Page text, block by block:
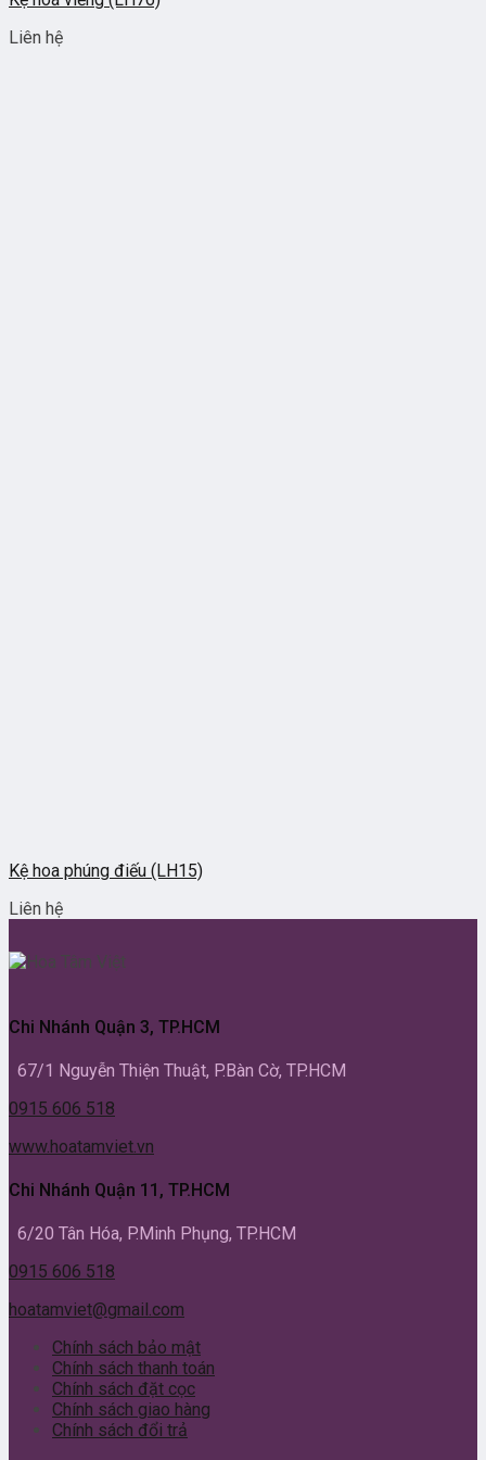
Liên hệ
Kệ hoa phúng điếu (LH15)
Liên hệ
Chi Nhánh Quận 3, TP.HCM
67/1 Nguyễn Thiện Thuật, P.Bàn Cờ, TP.HCM
0915 606 518
www.hoatamviet.vn
Chi Nhánh Quận 11, TP.HCM
6/20 Tân Hóa, P.Minh Phụng, TP.HCM
0915 606 518
hoatamviet@gmail.com
Chính sách bảo mật
Chính sách thanh toán
Chính sách đặt cọc
Chính sách giao hàng
Chính sách đổi trả